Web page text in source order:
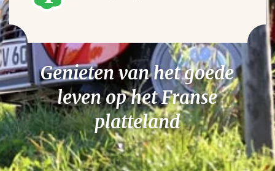
Genieten van het goede
leven op het Franse
platteland